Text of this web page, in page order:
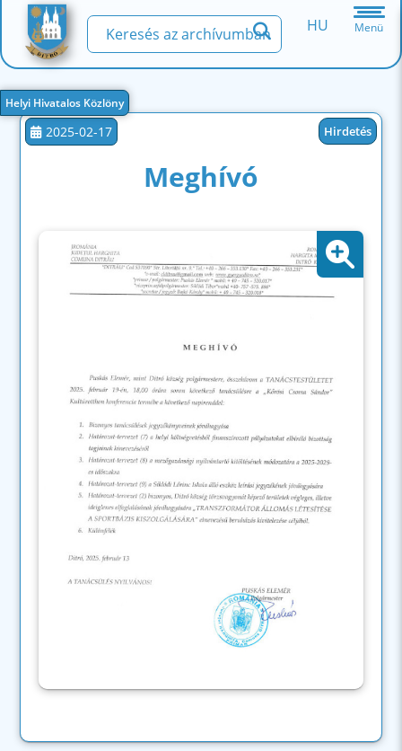
HU Menü
Helyi Hivatalos Közlöny
Hirdetés
2025-02-17
Meghívó